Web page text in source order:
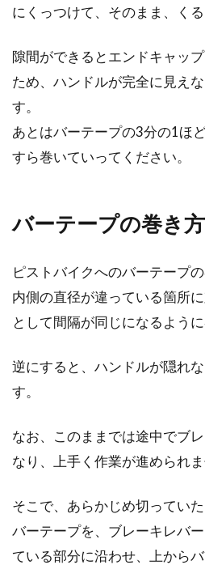
ロードバイ
こんにちは、じ
けられる？
ロードレーサ
いう時に困る...
クロスバイ
クロスバイクに
らいと感じたこ
モデルチェ
にくっつけて、そのまま、くる
隙間ができるとエンドキャッ
ため、ハンドルが完全に見え
す。
あとはバーテープの3分の1ほ
すら巻いていってください。
バーテープの巻き
ピストバイクへのバーテープ
内側の直径が違っている箇所
として間隔が同じになるように
逆にすると、ハンドルが隠れ
す。
なお、このままでは途中でブ
なり、上手く作業が進められま
そこで、あらかじめ切ってい
バーテープを、ブレーキレバ
ている部分に沿わせ、上から